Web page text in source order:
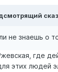
не знаешь о
где
этих людей